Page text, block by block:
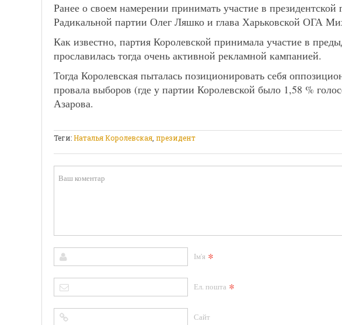
Ранее о своем намерении принимать участие в президентской
Радикальной партии Олег Ляшко и глава Харьковской ОГА
Как известно, партия Королевской принимала участие в
прославилась тогда очень активной рекламной кампанией.
Тогда Королевская пыталась позиционировать себя
провала выборов (где у партии Королевской было 1,58 %
Азарова.
Теги:Наталья Королевская президент
Ім'я *
Ел. пошта *
Сайт